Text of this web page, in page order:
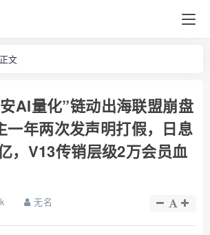
正文
AI量化”链动出海联盟崩盘
一年两次发声明打假，日息
，V13传销层级2万会员血
无名